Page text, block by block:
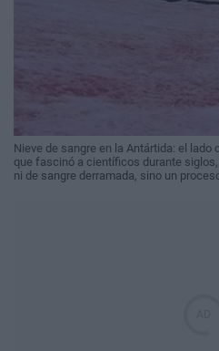
Nieve de sangre en la Antártida: el
que fascinó a científicos durante
ni de sangre derramada, sino un